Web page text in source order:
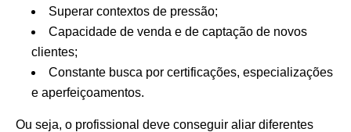
Superar contextos de pressão;
Capacidade de venda e de captação de novos
clientes;
Constante busca por certificações, especializações
e aperfeiçoamentos.
Ou seja, o profissional deve conseguir aliar diferentes